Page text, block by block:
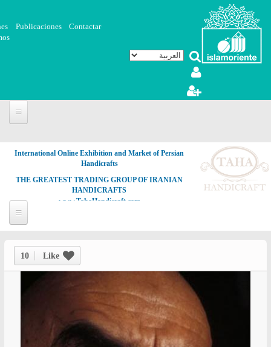
تجاوز إلى المحتوى الرئيسي
Contactar
Publicaciones
International Online Exhibition and Market of Persian
Handicrafts
THE GREATEST TRADING GROUP OF IRANIAN
HANDICRAFTS
www.TahaHandicraft.com
10 Like